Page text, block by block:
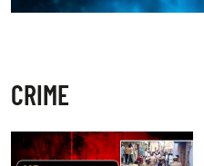
CRIME